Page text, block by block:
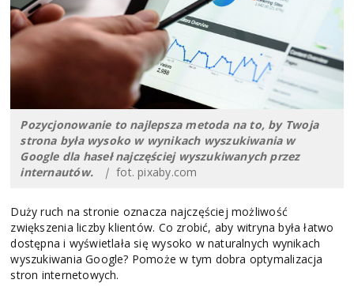
Pozycjonowanie to najlepsza metoda na to, by Twoja
strona była wysoko w wynikach wyszukiwania w
Google dla haseł najczęściej wyszukiwanych przez
internautów.| fot. pixaby.com
Duży ruch na stronie oznacza najczęściej możliwość
zwiększenia liczby klientów. Co zrobić, aby witryna była łatwo
dostępna i wyświetlała się wysoko w naturalnych wynikach
wyszukiwania Google? Pomoże w tym dobra optymalizacja
stron internetowych.